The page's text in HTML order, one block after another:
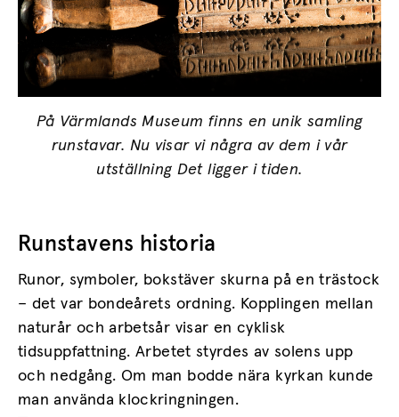
På Värmlands Museum finns en unik samling
runstavar. Nu visar vi några av dem i vår
utställning Det ligger i tiden.
Runstavens historia
Runor, symboler, bokstäver skurna på en trästock
– det var bondeårets ordning. Kopplingen mellan
naturår och arbetsår visar en cyklisk
tidsuppfattning. Arbetet styrdes av solens upp
och nedgång. Om man bodde nära kyrkan kunde
man använda klockringningen.